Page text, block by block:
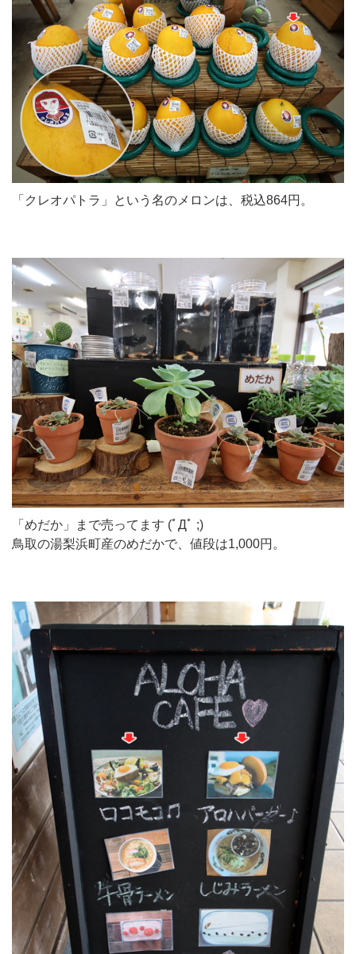
「クレオパトラ」という名のメロンは、税込864円。
「めだか」まで売ってます (ﾟДﾟ ;)
鳥取の湯梨浜町産のめだかで、値段は1,000円。